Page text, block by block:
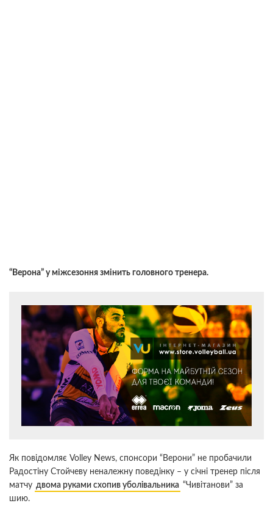
“Верона” у міжсезоння змінить головного тренера.
Як повідомляє Volley News, спонсори “Верони” не пробачили
Радостіну Стойчеву неналежну поведінку – у січні тренер після
матчу двома руками схопив уболівальника “Чивітанови” за
шию.